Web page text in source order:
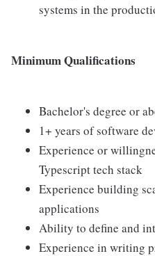
systems in the
Minimum Qualifications
Bachelor's degree or
1+ years of software
Experience or
Typescript tech stack
Experience building
applications
Ability to define and
Experience in writing